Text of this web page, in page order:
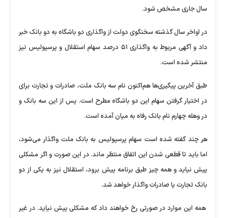
سال جاری مشخص شود.
در اواخر سال گذشته سخنگوی دولت از واگذاری دو باشگاه به دو بانک خبر
داد و آگهی مربوط به واگذاری ۵۱ درصد سهام استقلال و پرسپولیس نیز
منتشر شده است.
طبق آخرین پیگیری‌ها هم‌اکنون نام سه بانک ملت، صادرات و تجارت برای
در اختیار گرفتن سهام این دو باشگاه مطرح است. پس از این سه بانک و
در وهله چهارم نام بانک رفاه به میان آمده است.
هر چند گفته شده است سهام پرسپولیس به بانک ملت واگذار می‌شود،
اما باید تا قطعی شدن این اتفاق منتظر ماند. در این صورت و اگر مشکلی
پیش نیاید و همه چیز طبق برنامه پیش برود، استقلال نیز به یکی از دو
بانک تجارت یا صادرات واگذار خواهد شد.
همه این موارد در صورتی رخ خواهند داد که مشکلی پیش نیاید. در غیر